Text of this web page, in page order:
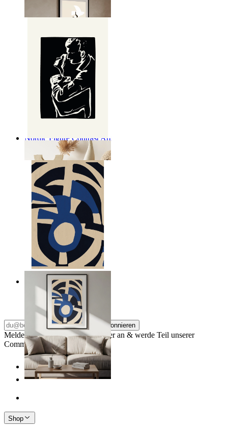
Nordic Figure Contrast Art
Ab 14,95 €
Nordic Graphic Shapes
14,95 €
Abonnieren
Melde dich für unseren Newsletter an & werde Teil unserer
Community
Shop